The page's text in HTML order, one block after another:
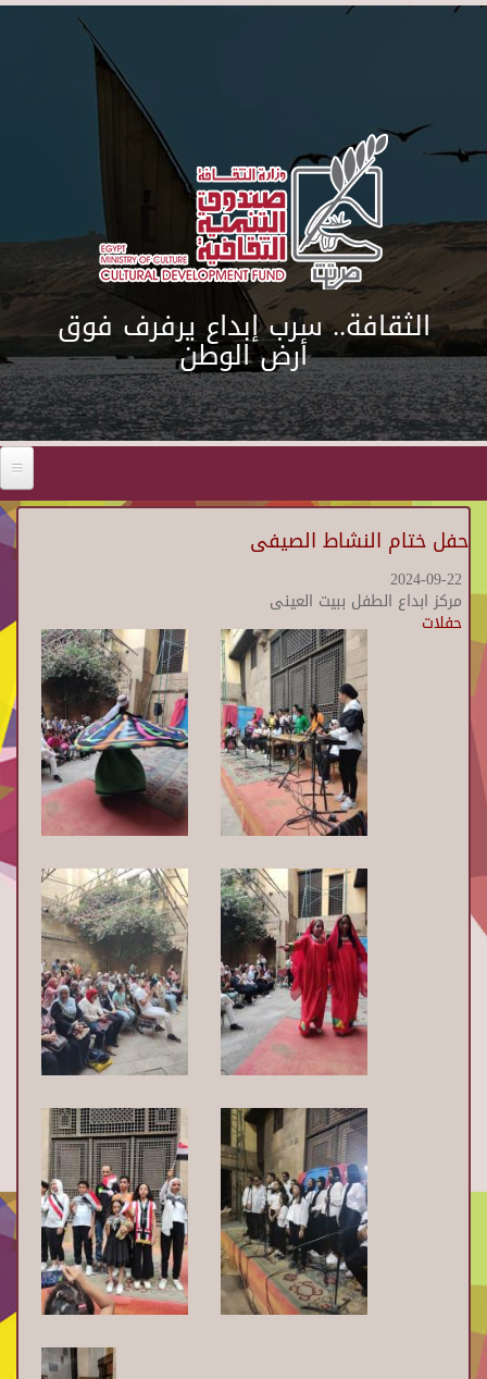
Skip to main content
الثقافة.. سرب إبداع يرفرف فوق
أرض الوطن
حفل ختام النشاط الصيفى
2024-09-22
مركز ابداع الطفل ببيت العينى
حفلات